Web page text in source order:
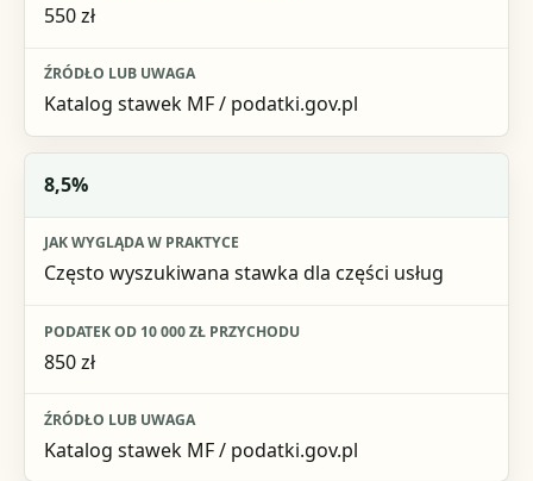
550 zł
Katalog stawek MF / podatki.gov.pl
8,5%
Często wyszukiwana stawka dla części usług
850 zł
Katalog stawek MF / podatki.gov.pl